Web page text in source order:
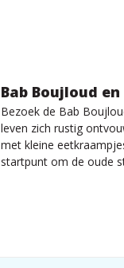
Bab Boujloud
Bezoek de Bab
leven zich rustig
met kleine
startpunt om de oude